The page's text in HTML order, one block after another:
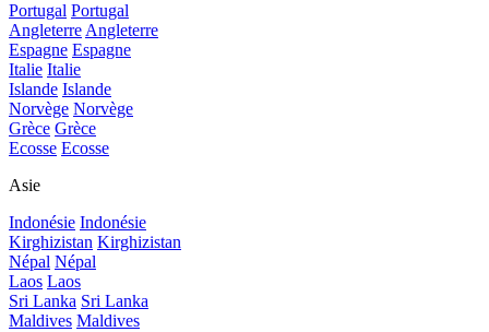
Portugal Portugal
AngleterreAngleterre
Espagne Espagne
Italie Italie
Islande Islande
Norvège Norvège
Grèce Grèce
Ecosse Ecosse
Asie
Indonésie Indonésie
Kirghizistan Kirghizistan
Népal Népal
Laos Laos
Sri Lanka Sri Lanka
Maldives Maldives